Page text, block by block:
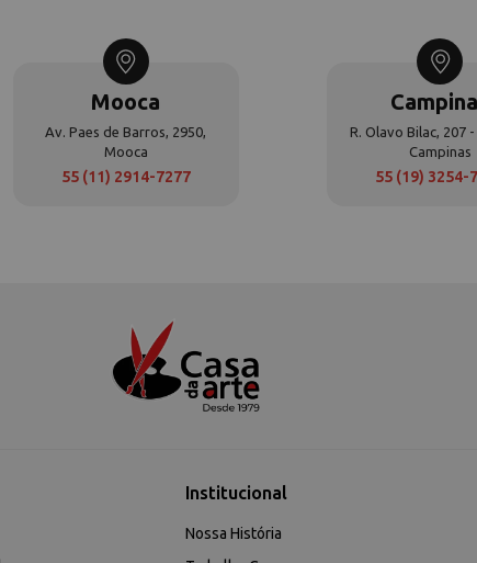
Mooca
Av. Paes de Barros, 2950,
Mooca
55 (11) 2914-7277
R. Olavo Bilac, 207 -
Campinas
55 (19) 3254-
Institucional
Nossa História